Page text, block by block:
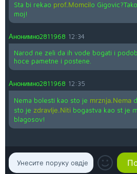
Sta bi rekao prof.Momcilo
moj!
Анонимно2811968 12:34
Narod ne zeli da ih vode bogati i
hoce pametne i postene.
Анонимно2811968 12:35
Nema bolesti kao sto je mrznja.Nema
sto je zdravlje.Niti bogastva kao st je
blagosov!